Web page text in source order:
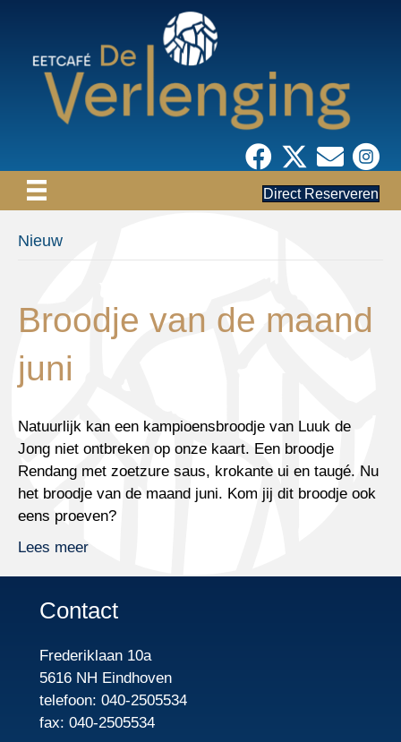
Direct Reserveren
Nieuw
Broodje van de maand
juni
Natuurlijk kan een kampioensbroodje van Luuk de
Jong niet ontbreken op onze kaart. Een broodje
Rendang met zoetzure saus, krokante ui en taugé. Nu
het broodje van de maand juni. Kom jij dit broodje ook
eens proeven?
Lees meer
Contact
Frederiklaan 10a
5616 NH Eindhoven
telefoon: 040-2505534
fax: 040-2505534